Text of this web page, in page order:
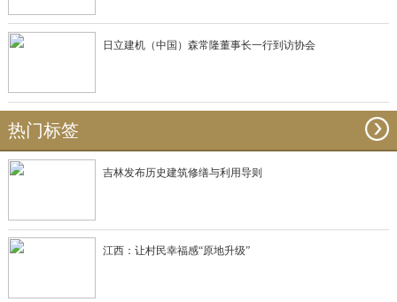
日立建机（中国）森常隆董事长一行到访协会
热门标签
吉林发布历史建筑修缮与利用导则
江西：让村民幸福感“原地升级”